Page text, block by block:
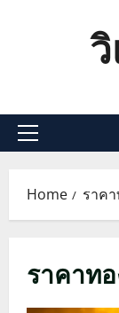
Primary
Home ราค
ราคาท